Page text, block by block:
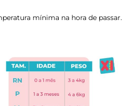
mínima na hora de passar.